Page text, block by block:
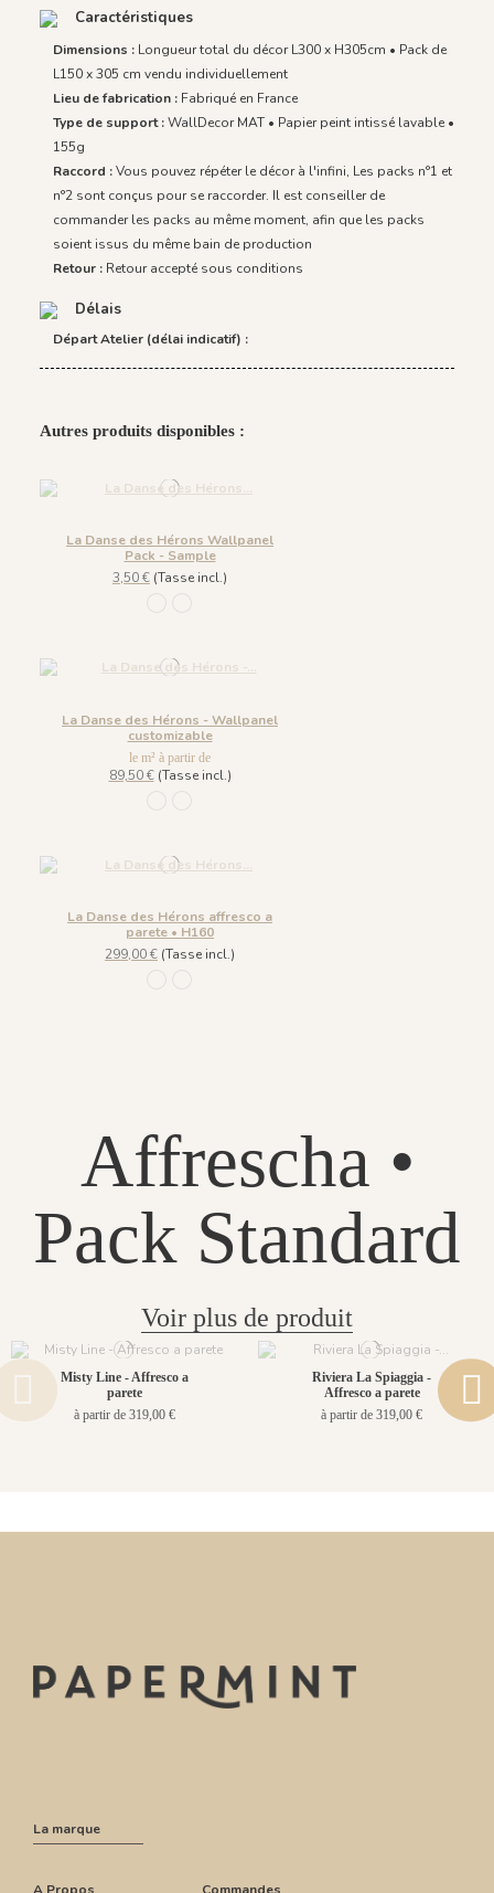
Caractéristiques
Dimensions : Longueur total du décor L300 x H305cm • Pack de
L150 x 305 cm vendu individuellement
Lieu de fabrication : Fabriqué en France
Type de support :WallDecor MAT • Papier peint intissé lavable •
155g
Raccord :Vous pouvez répéter le décor à l'infini, Les packs n°1 et
n°2 sont conçus pour se raccorder. Il est conseiller de
commander les packs au même moment, afin que les packs
soient issus du même bain de production
Retour : Retour accepté sous conditions
Délais
Départ Atelier (délai indicatif) :
Autres produits disponibles :
La Danse des Hérons Wallpanel
Pack - Sample
3,50 € (Tasse incl.)
La Danse des Hérons - Wallpanel
customizable
le m² à partir de
89,50 €(Tasse incl.)
La Danse des Hérons affresco a
parete • H160
299,00 € (Tasse incl.)
Affrescha •
Pack Standard
Voir plus de produit
Misty Line - Affresco a
parete
à partir de 319,00 €
Riviera La Spiaggia -
Affresco a parete
à partir de 319,00 €
La marque